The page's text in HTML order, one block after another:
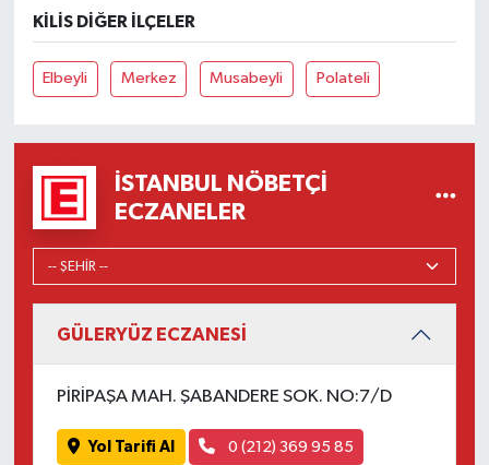
KILIS DIĞER İLÇELER
Elbeyli Merkez Musabeyli Polateli
İSTANBUL NÖBETÇI
ECZANELER
GÜLERYÜZ ECZANESİ
PİRİPAŞA MAH. ŞABANDERE SOK. NO:7/D
Yol Tarifi Al 0 (212) 369 95 85